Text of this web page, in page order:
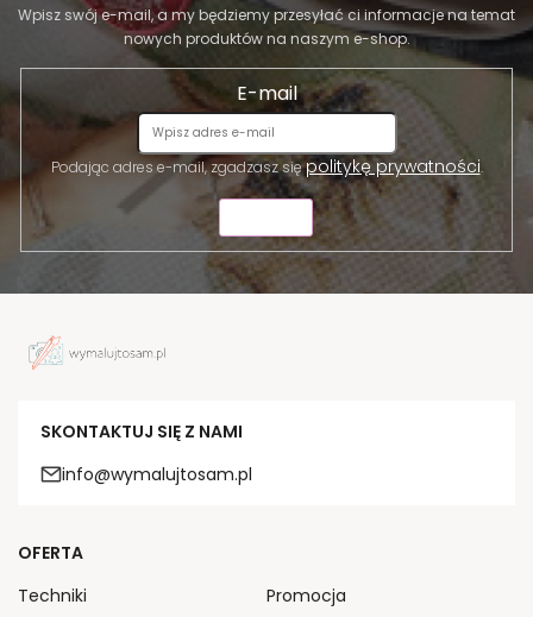
Wpisz swój e-mail, a my będziemy przesyłać ci informacje na temat
nowych produktów na naszym e-shop.
E-mail
Podając adres e-mail, zgadzasz siępolitykę prywatności.
SKONTAKTUJ SIĘ Z NAMI
info@wymalujtosam.pl
OFERTA
Techniki
Promocja